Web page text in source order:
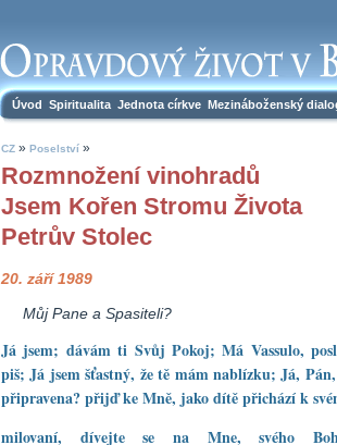
Úvod Spiritualita Jednota církve Mezináboženský
CZ » Poselství »
Rozmnožení vinohradů
Jsem Kořen Stromu Života
Petrův Stolec
20. září 1989
Můj Pane a Spasiteli?
Já jsem; dávám ti Svůj Pokoj; Má Vassulo,
piš; Já jsem šťastný, že tě mám nablízku; Já,
připravena? přijď ke Mně, jako dítě přichází k
milovaní, dívejte se na Mne, svého